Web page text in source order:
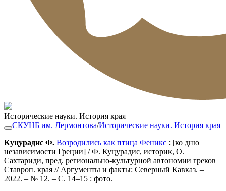
Исторические науки. История края
СКУНБ им. Лермонтова/Исторические науки. История края
Куцурадис Ф. Возродились как птица Феникс : [ко дню
независимости Греции] / Ф. Куцурадис, историк, О.
Сахтариди, пред. регионально-культурной автономии греков
Ставроп. края // Аргументы и факты: Северный Кавказ. –
2022. – № 12. – С. 14–15 : фото.